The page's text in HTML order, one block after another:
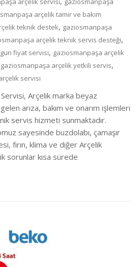
arçelik tamir ve bakım
teknik destek, gaziosmanpaşa
arçelik teknik servis desteği,
fiyat servisi, gaziosmanpaşa arçelik
gaziosmanpaşa arçelik yetkili servis,
servisi
Arçelik marka beyaz
arıza, bakım ve onarım işlemleri
servis hizmeti sunmaktadır.
sayesinde buzdolabı, çamaşır
fırın, klima ve diğer Arçelik
sorunlar kısa sürede